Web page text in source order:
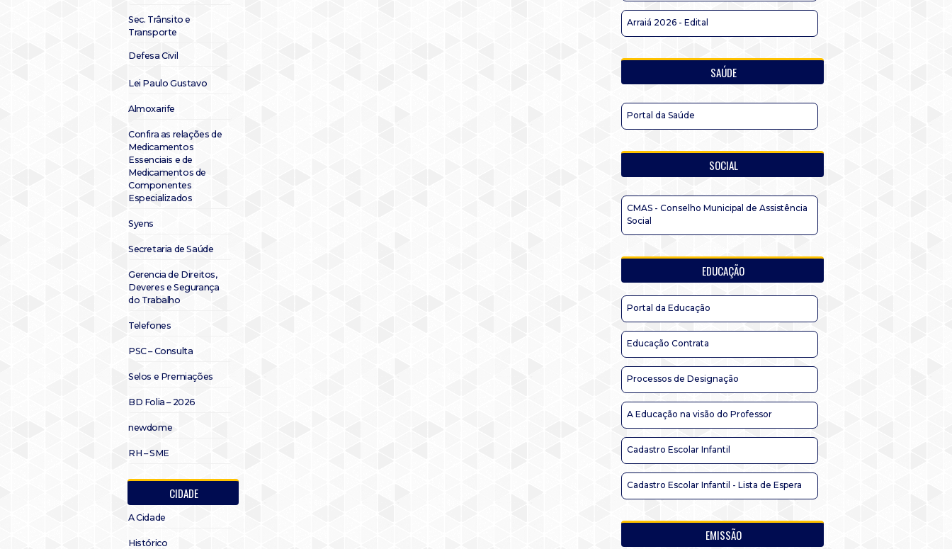
Sec. Trânsito e
Transporte
Defesa Civil
Lei Paulo Gustavo
Almoxarife
Confira as relações de
Medicamentos
Essenciais e de
Medicamentos de
Componentes
Especializados
Syens
Secretaria de Saúde
Gerencia de Direitos,
Deveres e Segurança
do Trabalho
Telefones
PSC – Consulta
Selos e Premiações
BD Folia – 2026
newdome
RH – SME
CIDADE
A Cidade
Histórico
Arraiá 2026 - Edital
SAÚDE
Portal da Saúde
SOCIAL
CMAS - Conselho Municipal de Assistência
Social
EDUCAÇÃO
Portal da Educação
Educação Contrata
Processos de Designação
A Educação na visão do Professor
Cadastro Escolar Infantil
Cadastro Escolar Infantil - Lista de Espera
EMISSÃO